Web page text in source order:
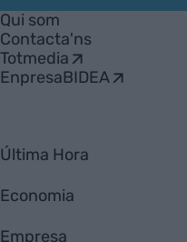
Empresa
Qui som
Contacta'ns
Totmedia
EnpresaBIDEA
Última Hora
Economia
Empresa